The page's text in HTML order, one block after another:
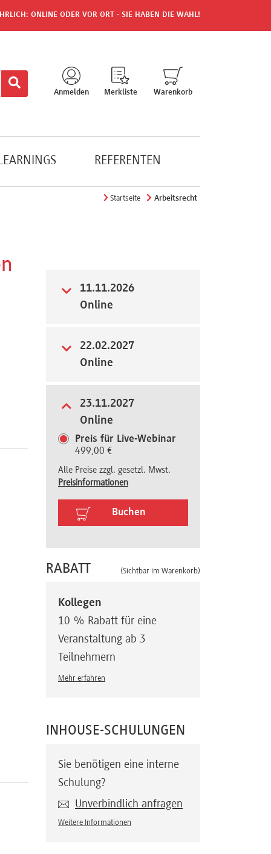
ONLINE ODER VOR ORT - SIE HABEN DIE WAHL!
Anmelden Merkliste Warenkorb
REFERENTEN
Startseite Arbeitsrecht
11.11.2026
Online
22.02.2027
Online
23.11.2027
Online
Preis für Live-Webinar
499,00 €
Alle Preise zzgl. gesetzl. Mwst.
Preisinformationen
Buchen
RABATT (Sichtbar im Warenkorb)
Kollegen
10 % Rabatt für eine
Veranstaltung ab 3
Teilnehmern
Mehr erfahren
INHOUSE-SCHULUNGEN
Sie benötigen eine interne
Schulung?
Unverbindlich anfragen
Weitere Informationen